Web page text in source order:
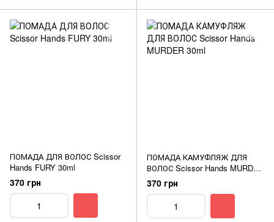
ПОМАДА ДЛЯ ВОЛОС Scissor
Hands FURY 30ml
370 грн
ПОМАДА КАМУФЛЯЖ ДЛЯ
ВОЛОС Scissor Hands MURDER
30ml
370 грн